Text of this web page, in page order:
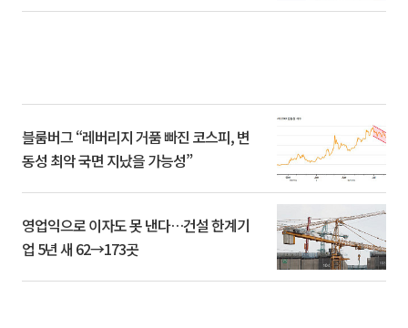
블룸버그 “레버리지 거품 빠진 코스피, 변
동성 최악 국면 지났을 가능성”
영업익으로 이자도 못 낸다…건설 한계기
업 5년 새 62→173곳